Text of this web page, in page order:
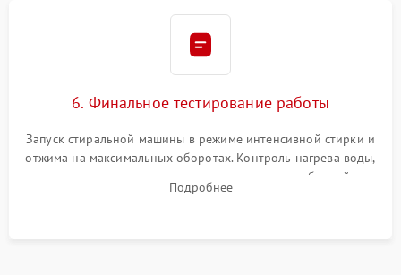
6. Финальное тестирование работы
Запуск стиральной машины в режиме интенсивной стирки и
отжима на максимальных оборотах. Контроль нагрева воды,
корректности слива, отсутствия излишних вибраций,
посторонних стуков и протечек под корпусом.
Подробнее